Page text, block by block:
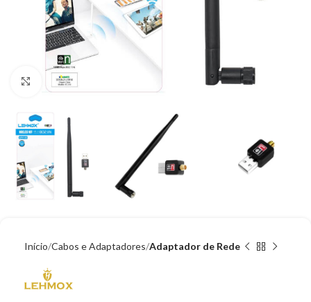
Clique para ampliar
Início Cabos e Adaptadores Adaptador de Rede